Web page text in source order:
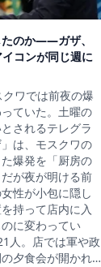
のか——ガザ、
コンが同じ週に
ワでは前夜の爆
ていた。土曜の
されるテレグラ
は、モスクワの
爆発を「厨房の
が夜が明ける前
性が小包に隠し
持って店内に入
に変わってい
人。店では軍や政
夕食会が開かれ…